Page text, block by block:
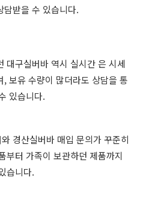
담받을 수 있습니다.
대구실버바 역시 실시간 은 시세
보유 수량이 많더라도 상담을 통
있습니다.
경산실버바 매입 문의가 꾸준히
부터 가족이 보관하던 제품까지
습니다.